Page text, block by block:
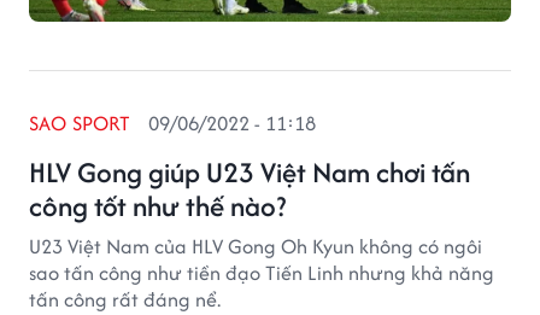
HLV Gong giúp U23 Việt Nam chơi tấn
công tốt như thế nào?
SAO SPORT 09/06/2022 - 11:18
U23 Việt Nam của HLV Gong Oh Kyun không có ngôi
sao tấn công như tiền đạo Tiến Linh nhưng khả năng
tấn công rất đáng nể.